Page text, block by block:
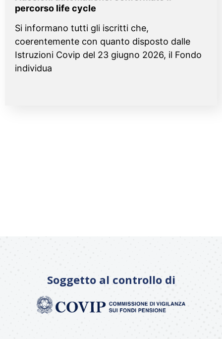
percorso life cycle
Si informano tutti gli iscritti che,
coerentemente con quanto disposto dalle
Istruzioni Covip del 23 giugno 2026, il Fondo
individua
Soggetto al controllo di